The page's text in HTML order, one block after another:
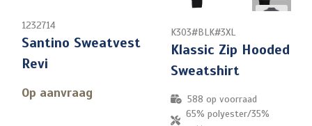
1232714
Santino Sweatvest
Revi
Op aanvraag
K303#BLK#3XL
Klassic Zip Hooded
Sweatshirt
588 op voorraad
65% polyester/35%